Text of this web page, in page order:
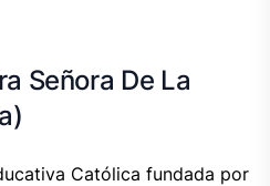
Señora De La
Católica fundada por